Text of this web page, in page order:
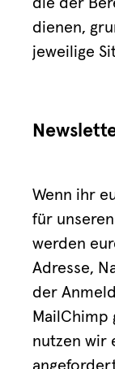
die der
dienen,
jeweilige
Wenn ihr
für
werden
Adresse,
der
MailChimp
nutzen wir